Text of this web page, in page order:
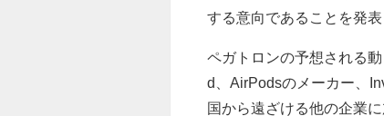
する意向であることを発表
ペガトロンの予想される
d、AirPodsのメーカー、
国から遠ざける他の企業